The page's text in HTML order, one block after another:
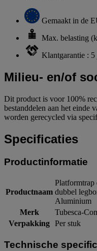
Gemaakt in de
Max. belasting
Klantgarantie : 5
Milieu- en/of
Dit product is voor 100%
bestanddelen aan het einde
worden gerecycled via
Specificaties
Productinformatie
Productnaam
Platformtrap
dubbel
Aluminium
Merk
Tubesca-
Verpakking Per stuk
Technische